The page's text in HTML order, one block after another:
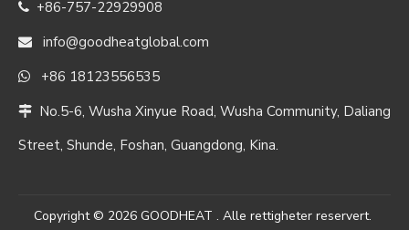
 +86-757-22929908
 info@goodheatglobal.com
 +86 18123556535
 No.5-6, Wusha Xinyue Road, Wusha Community, Daliang
Street, Shunde, Foshan, Guangdong, Kina.
Copyright © 2026 GOODHEAT . Alle rettigheter reservert.